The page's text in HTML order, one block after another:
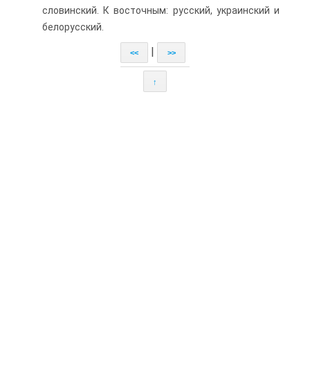
словинский. К восточным: русский, украинский и
белорусский.
<< >>
↑